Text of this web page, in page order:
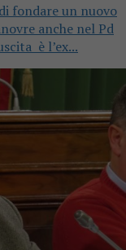
fondare un nuovo
anche nel Pd
è l’ex...